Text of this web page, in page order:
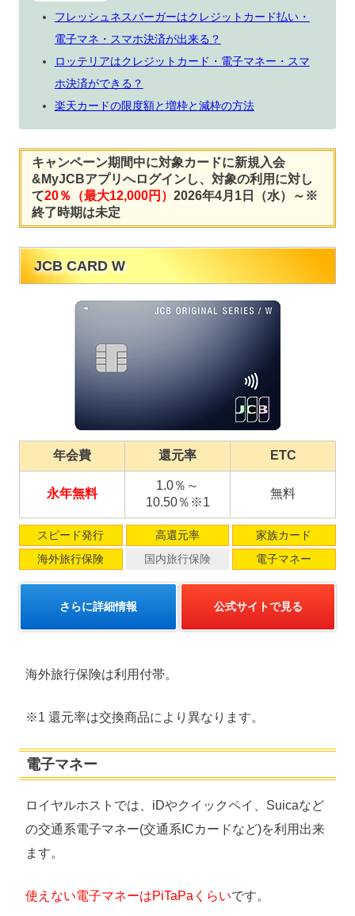
フレッシュネスバーガーはクレジットカード払い・
電子マネ・スマホ決済が出来る？
ロッテリアはクレジットカード・電子マネー・スマ
ホ決済ができる？
楽天カードの限度額と増枠と減枠の方法
キャンペーン期間中に対象カードに新規入会
&MyJCBアプリへログインし、対象の利用に対し
て20％（最大12,000円） 2026年4月1日（水）～※
終了時期は未定
JCB CARD W
年会費 還元率 ETC
永年無料
1.0％～
10.50％※1
無料
スピード発行 高還元率
家族カード
海外旅行保険
国内旅行保険 電子マネー
さらに詳細情報 公式サイトで見る
海外旅行保険は利用付帯。
※1 還元率は交換商品により異なります。
電子マネー
ロイヤルホストでは、iDやクイックペイ、Suicaなど
の交通系電子マネー(交通系ICカードなど)を利用出来
ます。
使えない電子マネーはPiTaPaくらいです。